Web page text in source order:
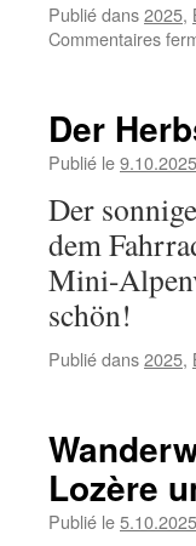
Publié dans2025,
Commentaires
Der
Publié le9.10.2025
Der
dem
Mini-
schön!
Publié dans2025,
Lozère
Publié le5.10.2025